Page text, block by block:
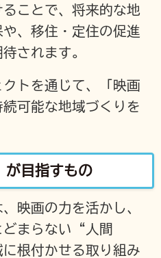
ことで、将来的な地
、移住・定住の促進
されます。
トを通じて、「映画
可能な地域づくりを
が目指すもの
映画の力を活かし、
どまらない“人間
根付かせる取り組み